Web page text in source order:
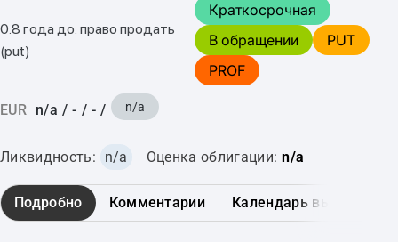
0.8 года до: право продать
(put)
Краткосрочная
В обращении
PUT
PROF
EUR n/a / - / - / n/a
Ликвидность: n/a Оценка облигации: n/a
Подробно Комментарии Календарь выплат